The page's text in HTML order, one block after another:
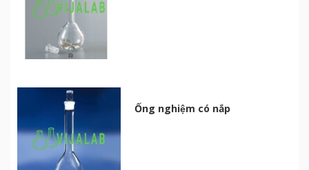
Ống nghiệm có nắp